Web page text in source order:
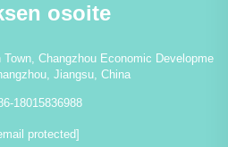
osoite
Changzhou Economic Developme
Jiangsu, China
18015836988
protected]